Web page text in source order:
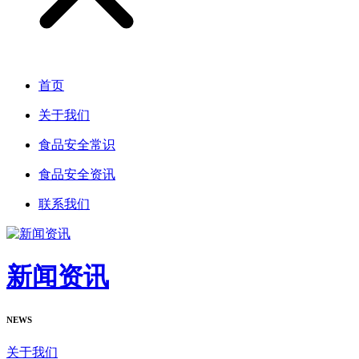
首页
关于我们
食品安全常识
食品安全资讯
联系我们
新闻资讯
NEWS
关于我们